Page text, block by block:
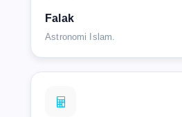
Falak
Astronomi Islam.